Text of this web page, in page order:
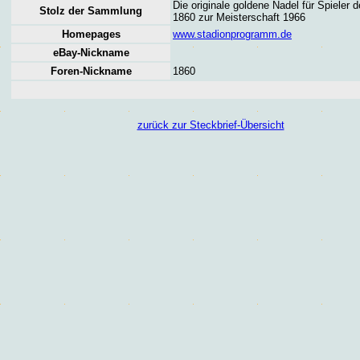
Stolz der Sammlung
Die originale goldene Nadel für Spieler
1860 zur Meisterschaft 1966
Homepages
www.stadionprogramm.de
eBay-Nickname
Foren-Nickname 1860
zurück zur Steckbrief-Übersicht